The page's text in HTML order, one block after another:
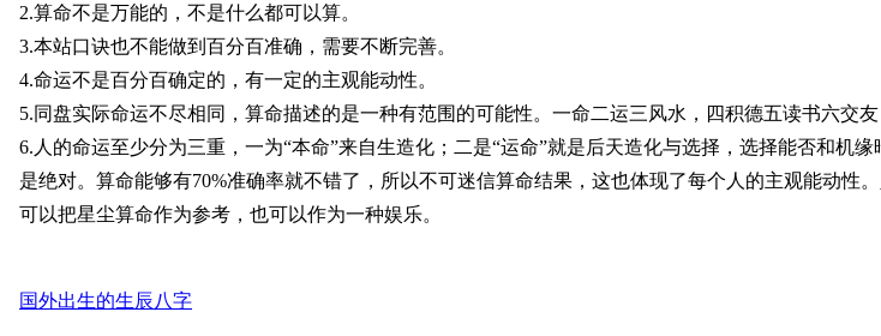
2.算命不是万能的，不是什么都可以算。
3.本站口诀也不能做到百分百准确，需要不断完善。
4.命运不是百分百确定的，有一定的主观能动性。
5.同盘实际命运不尽相同，算命描述的是一种有范围的可能性。一命二运三风水，四积德五读书六交友
6.人的命运至少分为三重，一为“本命”来自生造化；二是“运命”就是后天造化与选择，选择能否和机
是绝对。算命能够有70%准确率就不错了，所以不可迷信算命结果，这也体现了每个人的主观能动
可以把星尘算命作为参考，也可以作为一种娱乐。
国外出生的生辰八字